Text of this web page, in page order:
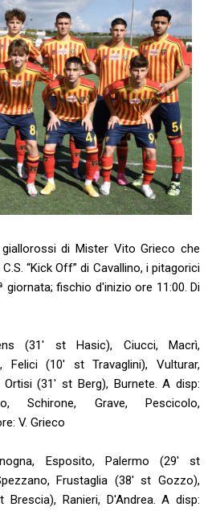
di Mister Vito Grieco che
“Kick Off” di Cavallino, i pitagorici
giornata; fischio d'inizio ore 11:00. Di
(31' st Hasic), Ciucci, Macrì,
Felici (10' st Travaglini), Vulturar,
(31' st Berg), Burnete. A disp:
Schirone, Grave, Pescicolo,
V. Grieco
Esposito, Palermo (29' st
Frustaglia (38' st Gozzo),
Ranieri, D'Andrea. A disp: